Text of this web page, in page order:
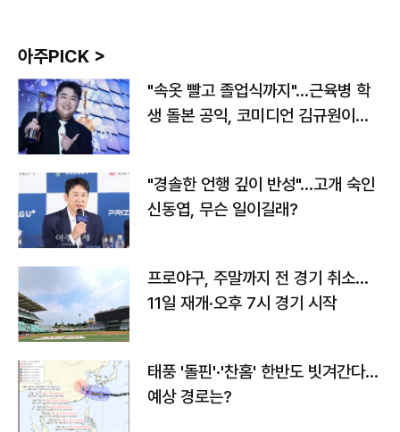
아주PICK >
"속옷 빨고 졸업식까지"…근육병 학
생 돌본 공익, 코미디언 김규원이었
"경솔한 언행 깊이 반성"…고개 숙인
신동엽, 무슨 일이길래?
프로야구, 주말까지 전 경기 취소…
11일 재개·오후 7시 경기 시작
태풍 '돌핀'·'찬홈' 한반도 빗겨간다…
예상 경로는?